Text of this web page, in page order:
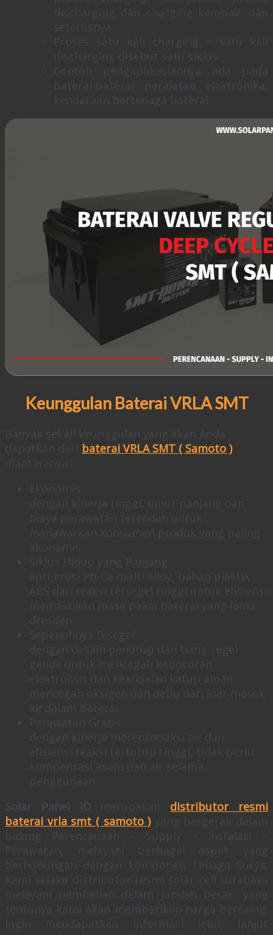
discharging dan charging kembali, dan
seterusnya.
Proses satu kali charging – satu kali
discharging disebut satu siklus.
Contoh pengaplikasiannya ada pada
baterai-baterai peralatan elektronika,
kendaraan bertenaga baterai.
Keunggulan Baterai VRLA SMT
Banyak sekali keunggulan yang akan Anda
dapatkan dari baterai VRLA SMT ( Samoto )
diantaranya :
Ekonomis
dengan kinerja tinggi, umur panjang dan
biaya perawatan terendah untuk
menawarkan konsumen produk yang paling
ekonomis
Siklus Hidup yang Panjang
anti-erosi Pb-Ca multi alloy, bahan plastik
ABS dan reaksi tersegel tinggi untuk efisiensi
memastikan masa pakai baterai yang lama
dresden
Sepenuhnya Disegel
dengan desain penutup dan tiang segel
ganda untuk mencegah kebocoran
elektrolisis dan keandalan katup aman
mencegah oksigen dan debu dari luar masuk
ke dalam baterai
Perawatan Gratis
dengan kinerja mereproduksi air dan
efisiensi reaksi tertutup tinggi, tidak perlu
kompensasi asam dan air selama
penggunaan
Solar Panel ID merupakan distributor resmi
baterai vrla smt ( samoto )yang bergerak dalam
bidang Perencanaan – Supply – Instalasi –
Perawatan, melayani berbagai aspek yang
berhubungan dengan komponen Tenaga Surya.
Kami selaku distributor resmi solar cell surabaya
melayani pembelian dalam jumlah besar, yang
tentunya kami akan memberikan harga bersaing.
Ingin mendapatkan informasi lebih lanjut